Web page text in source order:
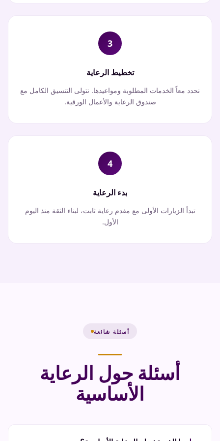
3
تخطيط الرعاية
نحدد معاً الخدمات المطلوبة ومواعيدها. نتولى التنسيق الكامل مع
صندوق الرعاية والأعمال الورقية.
4
بدء الرعاية
تبدأ الزيارات الأولى مع مقدم رعاية ثابت، لبناء الثقة منذ اليوم
الأول.
أسئلة شائعة
أسئلة حول الرعاية
الأساسية